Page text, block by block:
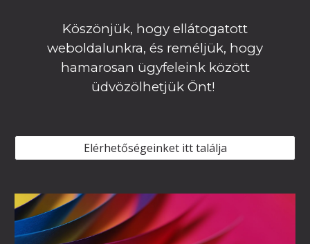
Köszönjük, hogy ellátogatott
weboldalunkra, és reméljük, hogy
hamarosan ügyfeleink között
üdvözölhetjük Önt!
Elérhetőségeinket itt találja